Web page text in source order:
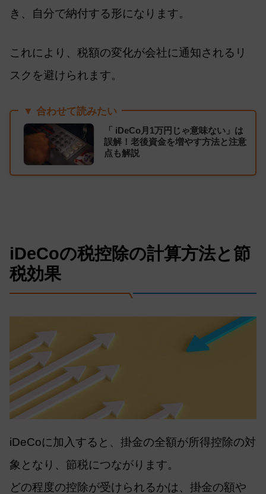
き、自分で納付する形になります。
これにより、税額の変化が会社に通知されるリ
スクを避けられます。
▼ 合わせて読みたい
「 iDeCo月1万円じゃ意味ない」は
誤解！老後資金を増やす方法と注意
点も解説
iDeCoの税控除の計算方法と節
税効果
iDeCoに加入すると、掛金の全額が所得控除の対
象となり、節税につながります。
どの程度の控除が受けられるかは、掛金の額や